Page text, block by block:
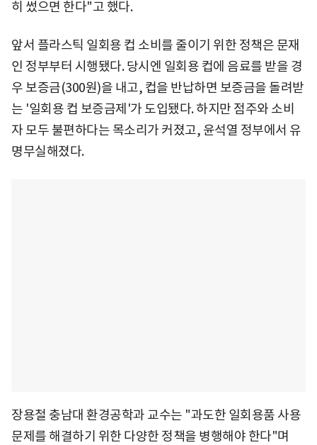
히 썼으면 한다"고 했다.
앞서 플라스틱 일회용 컵 소비를 줄이기 위한 정책은 문재
인 정부부터 시행됐다. 당시엔 일회용 컵에 음료를 받을 경
우 보증금(300원)을 내고, 컵을 반납하면 보증금을 돌려받
는 '일회용 컵 보증금제'가 도입됐다. 하지만 점주와 소비
자 모두 불편하다는 목소리가 커졌고, 윤석열 정부에서 유
명무실해졌다.
장용철 충남대 환경공학과 교수는 "과도한 일회용품 사용
문제를 해결하기 위한 다양한 정책을 병행해야 한다"며